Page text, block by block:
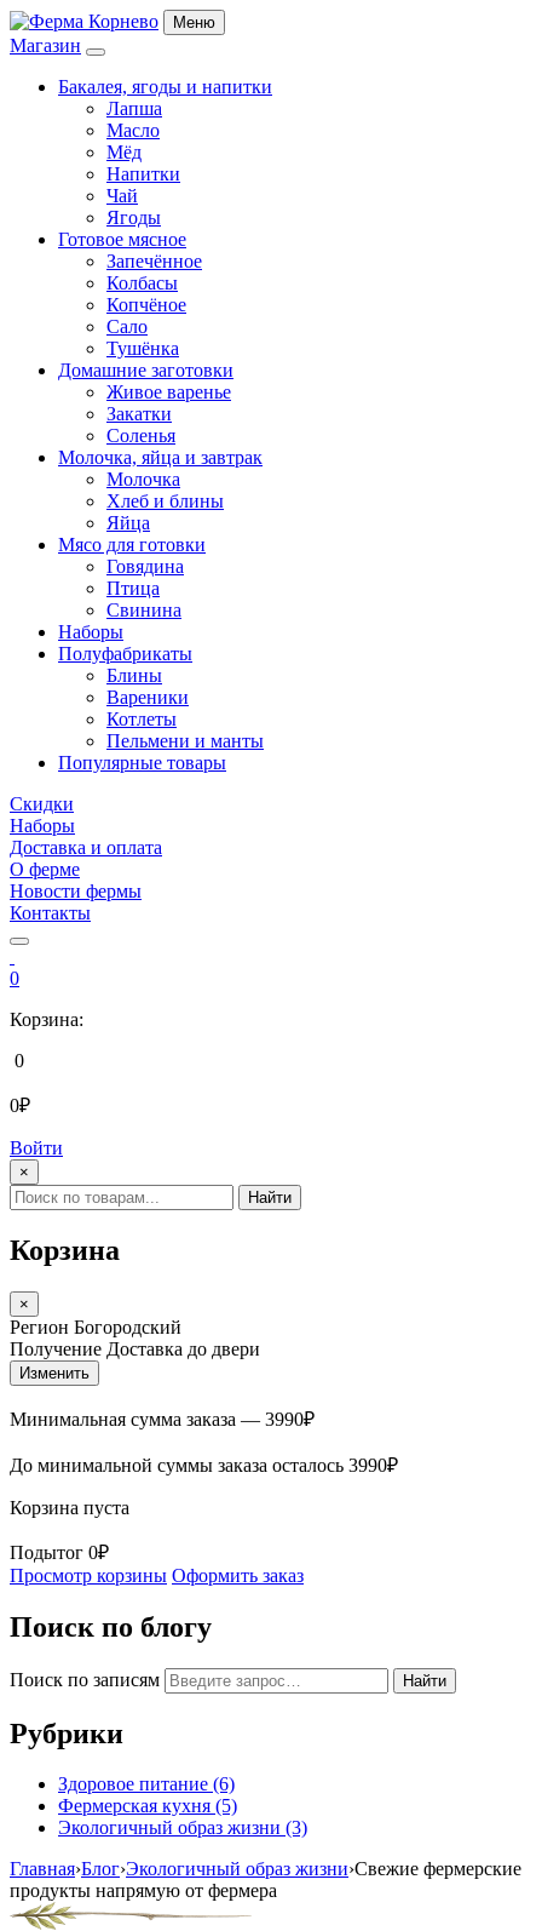
Меню
Магазин
Бакалея, ягоды и напитки
Лапша
Масло
Мёд
Напитки
Чай
Ягоды
Готовое мясное
Запечённое
Колбасы
Копчёное
Сало
Тушёнка
Домашние заготовки
Живое варенье
Закатки
Соленья
Молочка, яйца и завтрак
Молочка
Хлеб и блины
Яйца
Мясо для готовки
Говядина
Птица
Свинина
Наборы
Полуфабрикаты
Блины
Вареники
Котлеты
Пельмени и манты
Популярные товары
Скидки
Наборы
Доставка и оплата
О ферме
Новости фермы
Контакты
0
Корзина:
0
0₽
Войти
×
Найти
Корзина
×
Регион Богородский
Получение Доставка до двери
Изменить
Минимальная сумма заказа — 3990₽
До минимальной суммы заказа осталось 3990₽
Корзина пуста
Подытог 0₽
Просмотр корзины Оформить заказ
Поиск по блогу
Поиск по записям Найти
Рубрики
Здоровое питание (6)
Фермерская кухня (5)
Экологичный образ жизни (3)
Главная›Блог›Экологичный образ жизни›Свежие фермерские
продукты напрямую от фермера